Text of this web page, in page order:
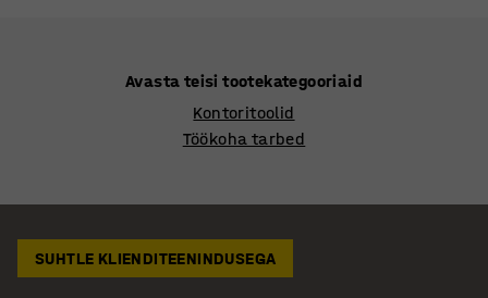
Avasta teisi tootekategooriaid
Kontoritoolid
Töökoha tarbed
SUHTLE KLIENDITEENINDUSEGA